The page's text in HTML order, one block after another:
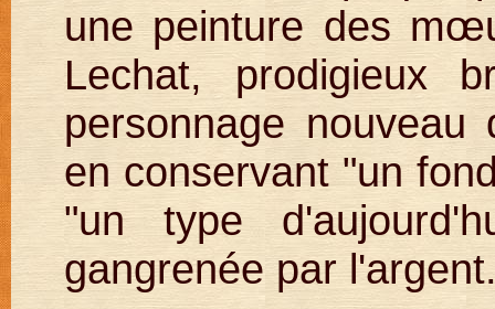
une peinture des
Lechat, prodigieux
personnage nouveau
en conservant "un
"un type
gangrenée par